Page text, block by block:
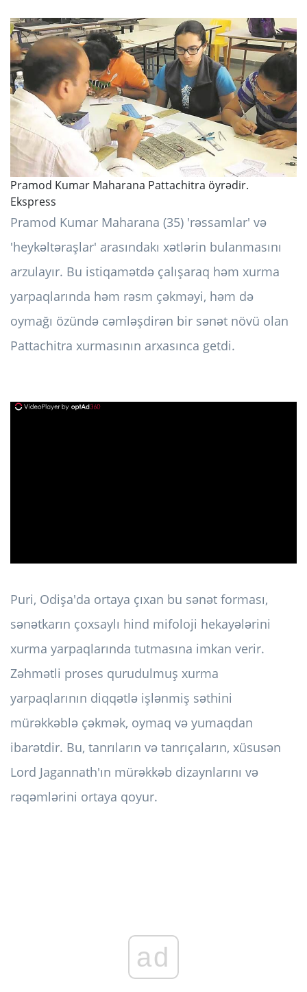
Pramod Kumar Maharana Pattachitra öyrədir.
Ekspress
Pramod Kumar Maharana (35) 'rəssamlar' və
'heykəltəraşlar' arasındakı xətlərin bulanmasını
arzulayır. Bu istiqamətdə çalışaraq həm xurma
yarpaqlarında həm rəsm çəkməyi, həm də
oymağı özündə cəmləşdirən bir sənət növü olan
Pattachitra xurmasının arxasınca getdi.
Puri, Odişa'da ortaya çıxan bu sənət forması,
sənətkarın çoxsaylı hind mifoloji hekayələrini
xurma yarpaqlarında tutmasına imkan verir.
Zəhmətli proses qurudulmuş xurma
yarpaqlarının diqqətlə işlənmiş səthini
mürəkkəblə çəkmək, oymaq və yumaqdan
ibarətdir. Bu, tanrıların və tanrıçaların, xüsusən
Lord Jagannath'ın mürəkkəb dizaynlarını və
rəqəmlərini ortaya qoyur.
ad